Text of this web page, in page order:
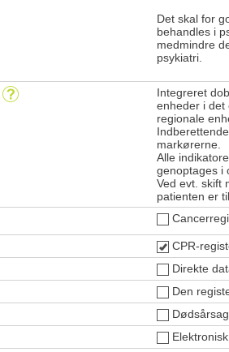
Det skal for
behandles i
medmindre
psykiatri.
Integreret
enheder i det
regionale
markørerne.
Alle
genoptages i
Ved evt. skift
patienten er
CPR-
Direkte
Den